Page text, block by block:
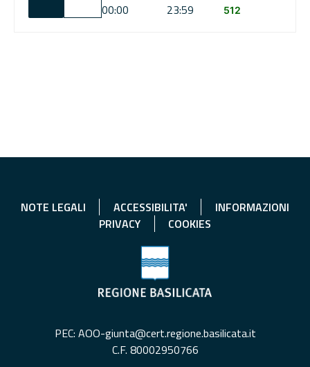
00:00
23:59
512
NOTE LEGALI ACCESSIBILITA'
INFORMAZIONI
PRIVACY
COOKIES
PEC: AOO-giunta@cert.regione.basilicata.it
C.F. 80002950766